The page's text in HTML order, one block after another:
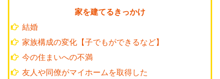
家を建てるきっかけ
結婚
家族構成の変化【子でもができるなど】
今の住まいへの不満
友人や同僚がマイホームを取得した